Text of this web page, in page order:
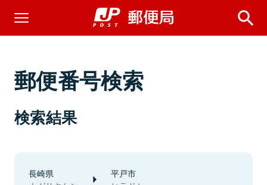
郵便番号検索
検索結果
長崎県 平戸市